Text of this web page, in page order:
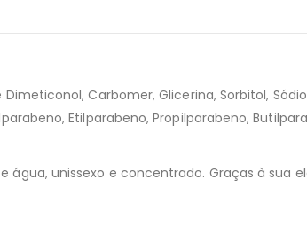
Carbomer, Glicerina, Sorbitol,
Etilparabeno, Propilparabeno,
água, unissexo e concentrado. Graças à